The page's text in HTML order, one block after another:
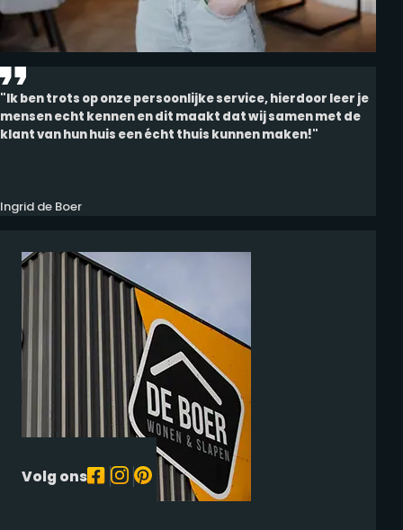
"Ik ben trots op onze persoonlijke service, hierdoor leer je
mensen echt kennen en dit maakt dat wij samen met de
klant van hun huis een écht thuis kunnen maken!"
Ingrid de Boer
Volg ons